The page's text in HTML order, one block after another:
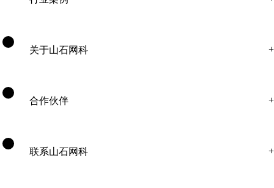
关于山石网科
合作伙伴
联系山石网科